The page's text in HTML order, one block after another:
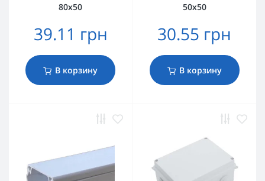
80х50
39.11 грн
В корзину
50х50
30.55 грн
В корзину